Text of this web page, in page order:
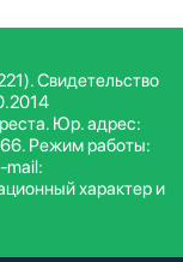
Свидетельство
Юр. адрес:
Режим работы:
mail:
характер и